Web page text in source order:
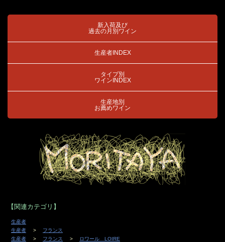
新入荷及び
過去の月別ワイン
生産者INDEX
タイプ別
ワインINDEX
生産地別
お薦めワイン
【関連カテゴリ】
生産者
生産者
フランス
生産者
フランス
ロワール LOIRE